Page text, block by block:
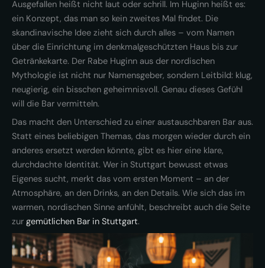
Ausgefallen heißt nicht laut oder schrill. Im Huginn heißt es:
ein Konzept, das man so kein zweites Mal findet. Die
skandinavische Idee zieht sich durch alles – vom Namen
über die Einrichtung im denkmalgeschützten Haus bis zur
Getränkekarte. Der Rabe Huginn aus der nordischen
Mythologie ist nicht nur Namensgeber, sondern Leitbild: klug,
neugierig, ein bisschen geheimnisvoll. Genau dieses Gefühl
will die Bar vermitteln.
Das macht den Unterschied zu einer austauschbaren Bar aus.
Statt eines beliebigen Themas, das morgen wieder durch ein
anderes ersetzt werden könnte, gibt es hier eine klare,
durchdachte Identität. Wer in Stuttgart bewusst etwas
Eigenes sucht, merkt das vom ersten Moment – an der
Atmosphäre, an den Drinks, an den Details. Wie sich das im
warmen, nordischen Sinne anfühlt, beschreibt auch die Seite
zur gemütlichen Bar in Stuttgart.